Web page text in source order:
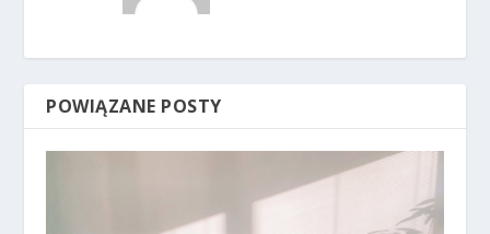
POWIĄZANE POSTY